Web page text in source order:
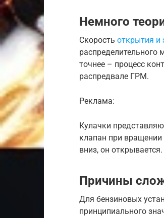
Немного
Скорость открытия и
распределительного
точнее – процесс
распредвале ГРМ.
Реклама:
Кулачки
клапан при
вниз, он
Причины
Для бензиновых
принципиального